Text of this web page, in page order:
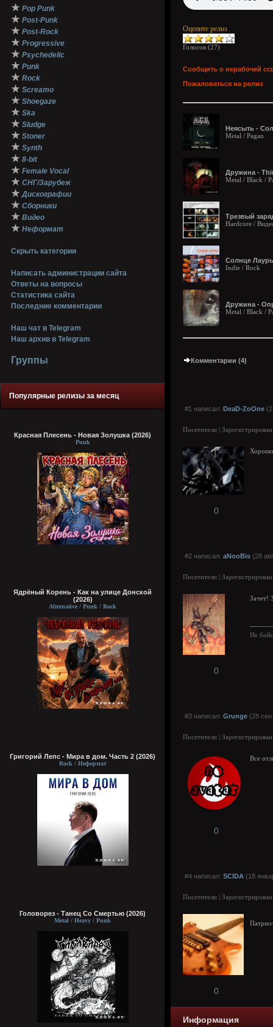
★ Pop Punk
★ Post-Punk
★ Post-Rock
★ Progressive
★ Psychedelic
★ Punk
★ Rock
★ Screamo
★ Shoegaze
★ Ska
★ Sludge
★ Stoner
★ Synth
★ 8-bit
★ Female Vocal
★ СНГ/Зарубеж
★ Дискографии
★ Сборники
★ Видео
★ Неформат
Скрыть категории
Написать администрации сайта
Ответы на вопросы
Статистика сайта
Последние комментарии
Наш чат в Telegram
Наш архив в Telegram
Группы
Популярные релизы за месяц
Красная Плесень - Новая Золушка (2026)
Punk
Ядрёный Корень - Как на улице Донской
(2026)
Alternative / Punk / Rock
Григорий Лепс - Мира в дом. Часть 2 (2026)
Rock / Неформат
Головорез - Tанец Со Смертью (2026)
Metal / Heavy / Punk
Оцените релиз
Голосов (27)
Сообщить о нерабочей
Пожаловаться на релиз
Неясыть -
Metal / Pagan
Дружина -
Metal / Black /
Трезвый
Hardcore /
Солнце
Indie / Rock
Дружина -
Metal / Black /
Комментарии (4)
#1 написал: DeaD-ZoOne
Посетители |
Хорошо
0
#2 написал: aNooBis (28
Посетители |
Зачет!
Не
0
#3 написал: Grunge (28
Посетители |
Все
0
#4 написал: SCIDA (18
Посетители |
0
Информация